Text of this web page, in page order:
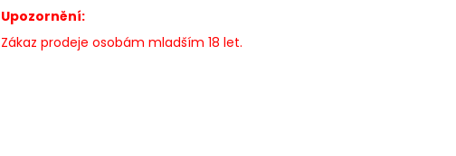
Upozornění:
Zákaz prodeje osobám mladším 18 let.